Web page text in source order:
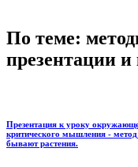
По теме:
презентации
Презентация к уроку
критического мышления -
бывают растения.